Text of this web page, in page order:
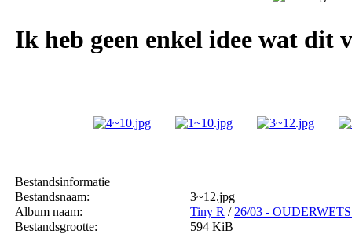
Ik heb geen enkel idee wat dit
Bestandsinformatie
Bestandsnaam:
3~12.jpg
Album naam:
Tiny R / 26/03 -
Bestandsgrootte:
594 KiB